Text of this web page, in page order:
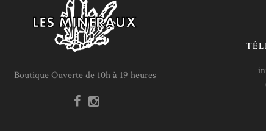
Boutique Ouverte de 10h à 19 heures